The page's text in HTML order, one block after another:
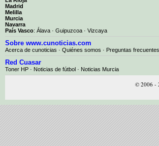
Madrid
Melilla
Murcia
Navarra
País Vasco: Álava · Guipuzcoa · Vizcaya
Sobre www.cunoticias.com
Acerca de cunoticias · Quiénes somos · Preguntas frecuentes
Red Cuasar
Toner HP · Noticias de fútbol · Noticias Murcia
© 2006 -